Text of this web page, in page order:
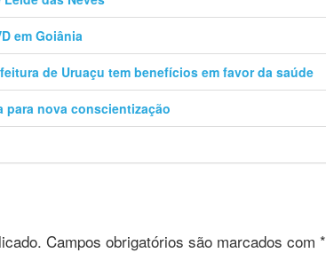
em Goiânia
de Uruaçu tem benefícios em favor da saúde
para nova conscientização
Campos obrigatórios são marcados com *